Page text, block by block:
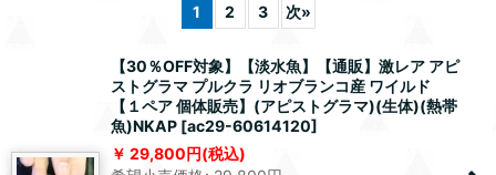
1 2 3 次»
【30％OFF対象】【淡水魚】【通販】激レア アピ
ストグラマ プルクラ リオブランコ産 ワイルド
【１ペア 個体販売】(アピストグラマ)(生体)(熱帯
魚)NKAP [ac29-60614120]
29,800円(税込)